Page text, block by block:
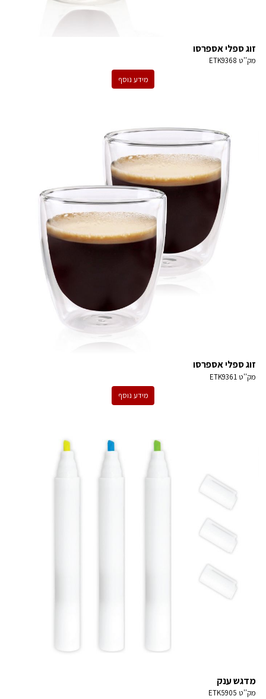
זוג ספלי אספרסו
מק''ט ETK9368
מידע נוסף
זוג ספלי אספרסו
מק''טETK9361
מידע נוסף
מדגש ענק
מק''ט ETK5905